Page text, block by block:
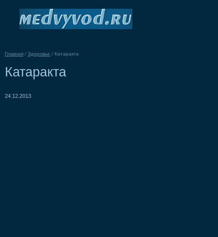
Главная / Здоровье / Катаракта
Катаракта
24.12.2013